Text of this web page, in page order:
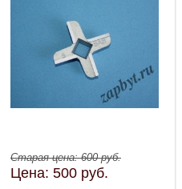
Старая цена:600руб.
Цена: 500 руб.